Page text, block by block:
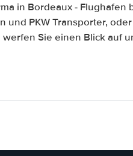
in Bordeaux - Flughafen
PKW Transporter,
Sie einen Blick auf